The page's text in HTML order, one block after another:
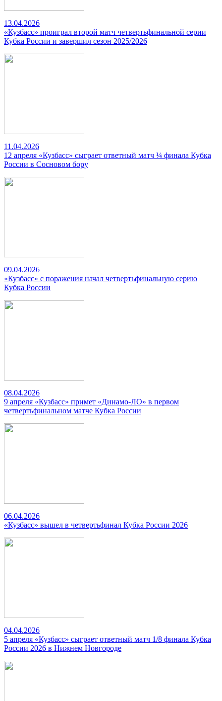
13.04.2026
«Кузбасс» проиграл второй матч четвертьфинальной серии
Кубка России и завершил сезон 2025/2026
11.04.2026
12 апреля «Кузбасс» сыграет ответный матч ¼ финала Кубка
России в Сосновом бору
09.04.2026
«Кузбасс» с поражения начал четвертьфинальную серию
Кубка России
08.04.2026
9 апреля «Кузбасс» примет «Динамо-ЛО» в первом
четвертьфинальном матче Кубка России
06.04.2026
«Кузбасс» вышел в четвертьфинал Кубка России 2026
04.04.2026
5 апреля «Кузбасс» сыграет ответный матч 1/8 финала Кубка
России 2026 в Нижнем Новгороде